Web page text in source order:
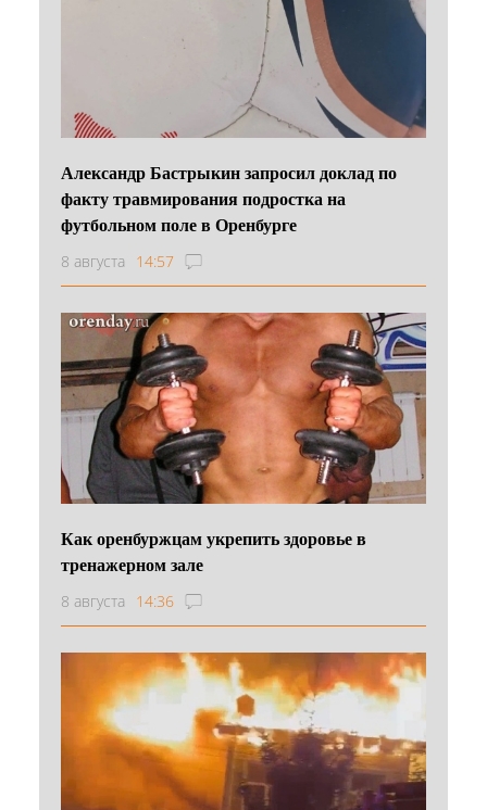
Александр Бастрыкин запросил доклад по
факту травмирования подростка на
футбольном поле в Оренбурге
8 августа 14:57
Как оренбуржцам укрепить здоровье в
тренажерном зале
8 августа 14:36